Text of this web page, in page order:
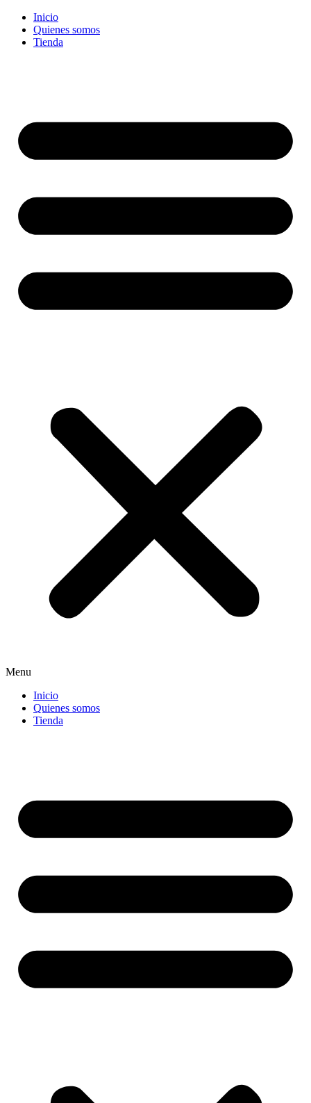
contenido
Inicio
Quienes somos
Tienda
Menu
Inicio
Quienes somos
Tienda